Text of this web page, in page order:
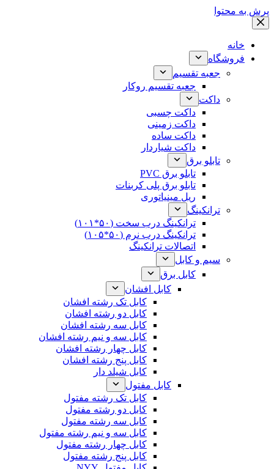
پرش به محتوا
خانه
فروشگاه
جعبه تقسیم
جعبه تقسیم روکار
داکت
داکت چسبی
داکت زمینی
داکت ساده
داکت شیاردار
تابلو برق
تابلو برق PVC
تابلو برق پلی کربنات
ریل مینیاتوری
ترانکینگ
ترانکینگ درب سخت (۵۰*۱۰۱)
ترانکینگ درب نرم (۵۰*۱۰۵)
اتصالات ترانکینگ
سیم و کابل
کابل برق
کابل افشان
کابل تک رشته افشان
کابل دو رشته افشان
کابل سه رشته افشان
کابل سه و نیم رشته افشان
کابل چهار رشته افشان
کابل پنج رشته افشان
کابل شیلد دار
کابل مفتول
کابل تک رشته مفتول
کابل دو رشته مفتول
کابل سه رشته مفتول
کابل سه و نیم رشته مفتول
کابل چهار رشته مفتول
کابل پنج رشته مفتول